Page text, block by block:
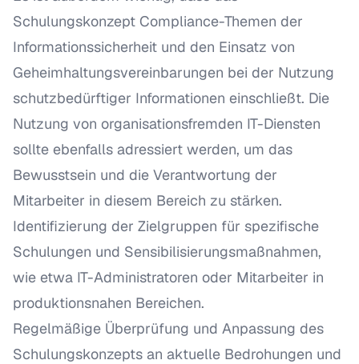
Schulungskonzept Compliance-Themen der
Informationssicherheit und den Einsatz von
Geheimhaltungsvereinbarungen bei der Nutzung
schutzbedürftiger Informationen einschließt. Die
Nutzung von organisationsfremden IT-Diensten
sollte ebenfalls adressiert werden, um das
Bewusstsein und die Verantwortung der
Mitarbeiter in diesem Bereich zu stärken.
Identifizierung der Zielgruppen für spezifische
Schulungen und Sensibilisierungsmaßnahmen,
wie etwa IT-Administratoren oder Mitarbeiter in
produktionsnahen Bereichen.
Regelmäßige Überprüfung und Anpassung des
Schulungskonzepts an aktuelle Bedrohungen und